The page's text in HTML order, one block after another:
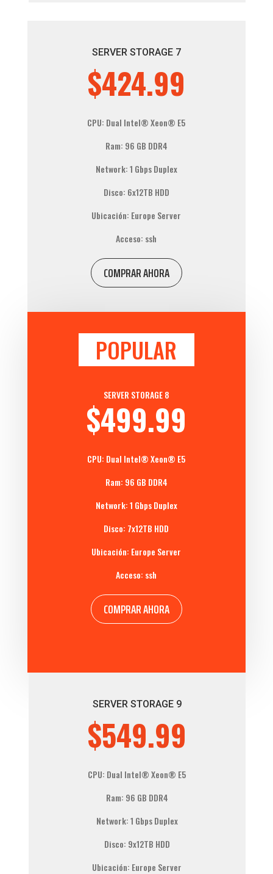
SERVER STORAGE 7
$424.99
CPU: Dual Intel® Xeon® E5
Ram: 96 GB DDR4
Network: 1 Gbps Duplex
Disco: 6x12TB HDD
Ubicación: Europe Server
Acceso: ssh
COMPRAR AHORA
POPULAR
SERVER STORAGE 8
$499.99
CPU: Dual Intel® Xeon® E5
Ram: 96 GB DDR4
Network: 1 Gbps Duplex
Disco: 7x12TB HDD
Ubicación: Europe Server
Acceso: ssh
COMPRAR AHORA
SERVER STORAGE 9
$549.99
CPU: Dual Intel® Xeon® E5
Ram: 96 GB DDR4
Network: 1 Gbps Duplex
Disco: 9x12TB HDD
Ubicación: Europe Server